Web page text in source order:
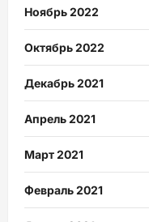
Ноябрь 2022
Октябрь 2022
Декабрь 2021
Апрель 2021
Март 2021
Февраль 2021